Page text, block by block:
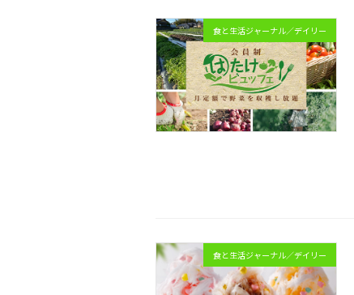
食と生活ジャーナル／デイリー
食と生活ジャーナル／デイリー